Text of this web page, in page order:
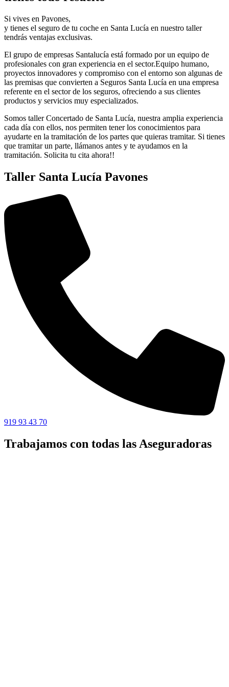
Si vives en Pavones,
y tienes el seguro de tu coche en Santa Lucía en nuestro taller
tendrás ventajas exclusivas.
El grupo de empresas Santalucía está formado por un equipo de
profesionales con gran experiencia en el sector.Equipo humano,
proyectos innovadores y compromiso con el entorno son algunas de
las premisas que convierten a Seguros Santa Lucía en una empresa
referente en el sector de los seguros, ofreciendo a sus clientes
productos y servicios muy especializados.
Somos taller Concertado de Santa Lucía, nuestra amplia experiencia
cada día con ellos, nos permiten tener los conocimientos para
ayudarte en la tramitación de los partes que quieras tramitar. Si tienes
que tramitar un parte, llámanos antes y te ayudamos en la
tramitación. Solicita tu cita ahora!!
Taller Santa Lucía Pavones
919 93 43 70
Trabajamos con todas las Aseguradoras